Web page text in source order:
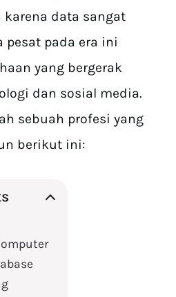
karena data sangat
pesat pada era ini
yang bergerak
dan sosial media.
sebuah profesi yang
berikut ini: